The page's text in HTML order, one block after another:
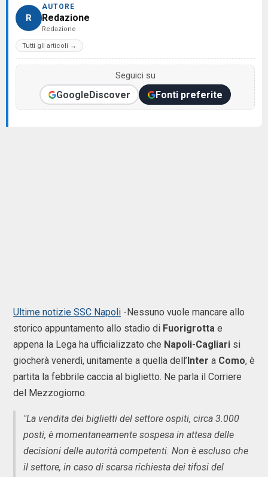
R
AUTORE
Redazione
Redazione
Tutti gli articoli →
Seguici su
GoogleDiscover Fonti preferite
Ultime notizie SSC Napoli -Nessuno vuole mancare allo
storico appuntamento allo stadio di Fuorigrotta e
appena la Lega ha ufficializzato che Napoli-Cagliari si
giocherà venerdì, unitamente a quella dell’Inter a Como, è
partita la febbrile caccia al biglietto. Ne parla il Corriere
del Mezzogiorno.
"La vendita dei biglietti del settore ospiti, circa 3.000
posti, è momentaneamente sospesa in attesa delle
decisioni delle autorità competenti. Non è escluso che
il settore, in caso di scarsa richiesta dei tifosi del